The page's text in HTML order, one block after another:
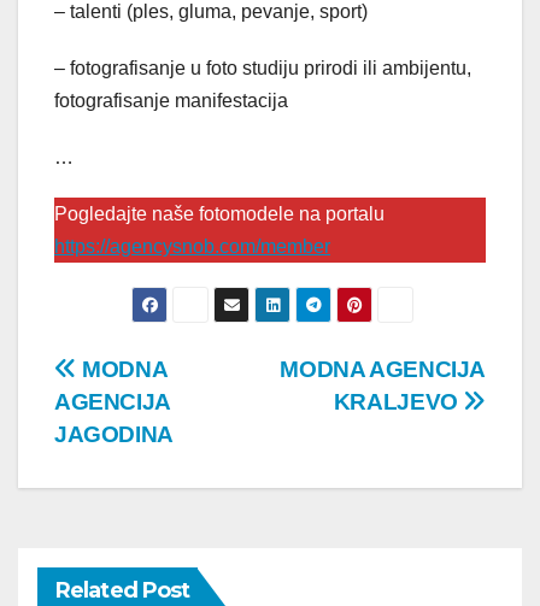
– talenti (ples, gluma, pevanje, sport)
– fotografisanje u foto studiju prirodi ili ambijentu,
fotografisanje manifestacija
…
Pogledajte naše fotomodele na portalu
https://agencysnob.com/member
Post
navigation
MODNA AGENCIJA
KRALJEVO
MODNA
AGENCIJA
JAGODINA
Related Post